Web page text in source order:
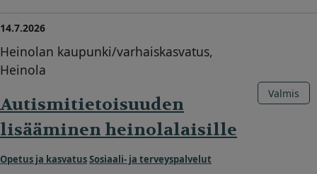
14.7.2026
Heinolan kaupunki/varhaiskasvatus,
Heinola
Autismitietoisuuden
lisääminen heinolalaisille
Opetus ja kasvatusSosiaali- ja terveyspalvelut
Valmis